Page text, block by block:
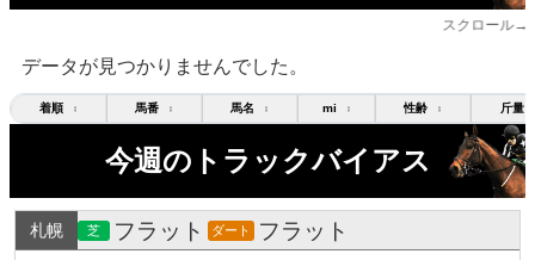
スクロール→
データが見つかりませんでした。
着順 ↕ 馬番 ↕ 馬名 ↕ mi ↕ 性齢 ↕ 斤量
今週のトラックバイアス
札幌 芝 フラット ダート フラット